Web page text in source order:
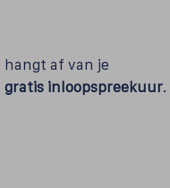
hangt af van je
gratis inloopspreekuur.